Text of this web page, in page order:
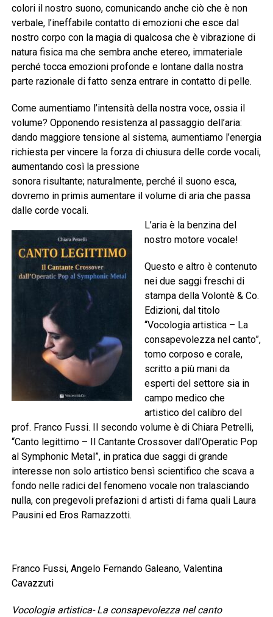
colori il nostro suono, comunicando anche ciò che è non
verbale, l’ineffabile contatto di emozioni che esce dal
nostro corpo con la magia di qualcosa che è vibrazione di
natura fisica ma che sembra anche etereo, immateriale
perché tocca emozioni profonde e lontane dalla nostra
parte razionale di fatto senza entrare in contatto di pelle.
Come aumentiamo l’intensità della nostra voce, ossia il
volume? Opponendo resistenza al passaggio dell’aria:
dando maggiore tensione al sistema, aumentiamo l’energia
richiesta per vincere la forza di chiusura delle corde vocali,
aumentando così la pressione
sonora risultante; naturalmente, perché il suono esca,
dovremo in primis aumentare il volume di aria che passa
dalle corde vocali.
L’aria è la benzina del
nostro motore vocale!
Questo e altro è contenuto
nei due saggi freschi di
stampa della Volontè & Co.
Edizioni, dal titolo
“Vocologia artistica – La
consapevolezza nel canto”,
tomo corposo e corale,
scritto a più mani da
esperti del settore sia in
campo medico che
artistico del calibro del
prof. Franco Fussi. Il secondo volume è di Chiara Petrelli,
“Canto legittimo – Il Cantante Crossover dall’Operatic Pop
al Symphonic Metal”, in pratica due saggi di grande
interesse non solo artistico bensì scientifico che scava a
fondo nelle radici del fenomeno vocale non tralasciando
nulla, con pregevoli prefazioni d artisti di fama quali Laura
Pausini ed Eros Ramazzotti.
Franco Fussi, Angelo Fernando Galeano, Valentina
Cavazzuti
Vocologia artistica- La consapevolezza nel canto